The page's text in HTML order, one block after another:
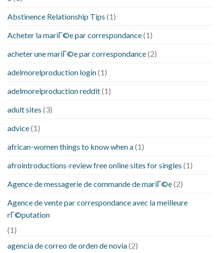
Abstinence Relationship Tips (1)
Acheter la mariГ©e par correspondance(1)
acheter une mariГ©e par correspondance(2)
adelmorelproduction login(1)
adelmorelproduction reddit(1)
adult sites (3)
advice(1)
african-women things to know when a(1)
afrointroductions-review free online sites for singles (1)
Agence de messagerie de commande de mariГ©e(2)
Agence de vente par correspondance avec la meilleure
rГ©putation
(1)
agencia de correo de orden de novia(2)